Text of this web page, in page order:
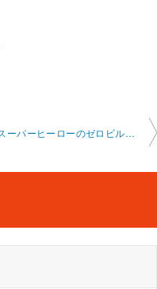
『スーパーヒーローのゼロビルドバトルロイヤルについて』フォートナイトオンラ インレッスン 2025-06-16-0010-0033